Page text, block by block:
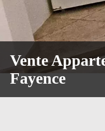
Vente
Fayence